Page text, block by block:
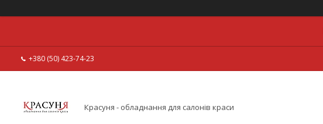
+380 (50) 423-74-23
Красуня - обладнання для салонів краси